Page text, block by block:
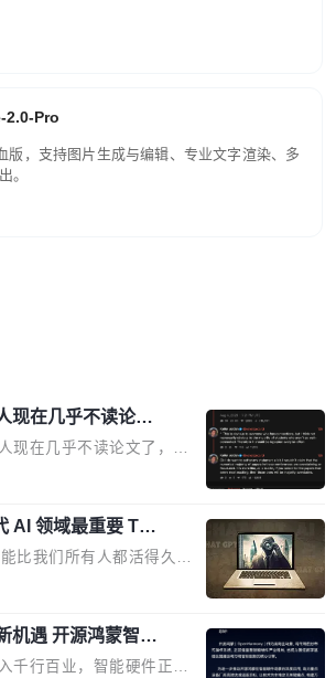
2.0-Pro
版，支持图片生成与编辑、专业文字渲染、多
。
现在几乎不读论文
现在几乎不读论文了，而
NeurIPS 充斥着大量过
研究员 Keller Jorda
讨论。他不是在说风凉
内人尽皆知但很少公开捅
补充了一句软化声明：
大部分论文都在过度宣传
读者，如果你筛选出那些
文，那它们大部分都是过
AI 领域最重要 Top
比我们所有人都活得久。
术博客，而是出自 Hieu
Pham 是谁？他是 xAI
Grok 训练基础设施团队
发了一条帖子，列出了他
机遇 开源鸿蒙智能
即将举行
千行百业，智能硬件正从